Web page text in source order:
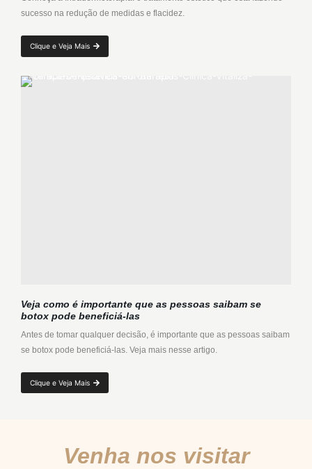
sucesso na redução de medidas e flacidez.
Clique e Veja Mais
Veja como é importante que as pessoas saibam se
botox pode beneficiá-las
Antes de tomar qualquer decisão, é importante que as pessoas saibam
se botox pode beneficiá-las. Veja mais nesse artigo.
Clique e Veja Mais
Venha nos visitar